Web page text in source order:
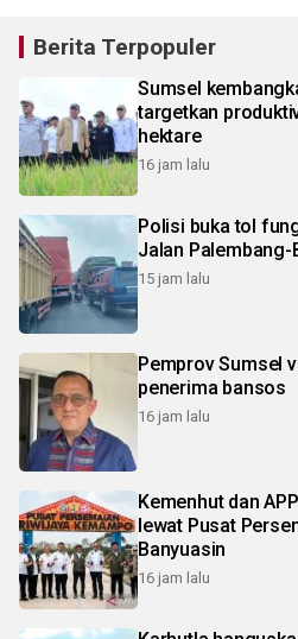
Berita Terpopuler
Sumsel
targetkan
hektare
16 jam lalu
Polisi buka tol
Jalan Palembang-
15 jam lalu
Pemprov Sumsel
penerima bansos
16 jam lalu
Kemenhut dan
lewat Pusat
Banyuasin
16 jam lalu